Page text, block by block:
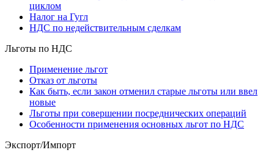
циклом
Налог на Гугл
НДС по недействительным сделкам
Льготы по НДС
Применение льгот
Отказ от льготы
Как быть, если закон отменил старые льготы или ввел
новые
Льготы при совершении посреднических операций
Особенности применения основных льгот по НДС
Экспорт/Импорт